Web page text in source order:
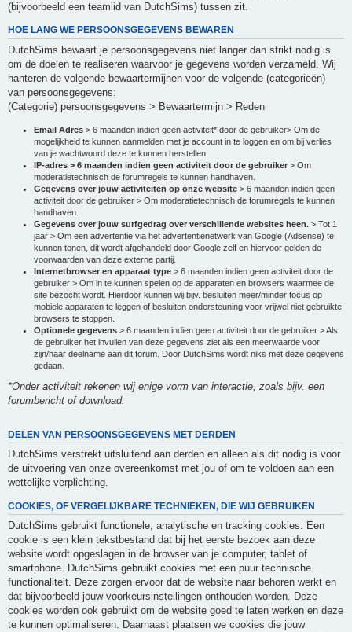
(bijvoorbeeld een teamlid van DutchSims) tussen zit.
HOE LANG WE PERSOONSGEGEVENS BEWAREN
DutchSims bewaart je persoonsgegevens niet langer dan strikt nodig is
om de doelen te realiseren waarvoor je gegevens worden verzameld. Wij
hanteren de volgende bewaartermijnen voor de volgende (categorieën)
van persoonsgegevens:
(Categorie) persoonsgegevens > Bewaartermijn > Reden
Email Adres > 6 maanden indien geen activiteit* door de gebruiker> Om de
mogelijkheid te kunnen aanmelden met je account in te loggen en om bij verlies
van je wachtwoord deze te kunnen herstellen.
IP-adres > 6 maanden indien geen activiteit door de gebruiker > Om
moderatietechnisch de forumregels te kunnen handhaven.
Gegevens over jouw activiteiten op onze website > 6 maanden indien geen
activiteit door de gebruiker > Om moderatietechnisch de forumregels te kunnen
handhaven.
Gegevens over jouw surfgedrag over verschillende websites heen. > Tot 1
jaar > Om een advertentie via het advertentienetwerk van Google (Adsense) te
kunnen tonen, dit wordt afgehandeld door Google zelf en hiervoor gelden de
voorwaarden van deze externe partij.
Internetbrowser en apparaat type > 6 maanden indien geen activiteit door de
gebruiker > Om in te kunnen spelen op de apparaten en browsers waarmee de
site bezocht wordt. Hierdoor kunnen wij bijv. besluiten meer/minder focus op
mobiele apparaten te leggen of besluiten ondersteuning voor vrijwel niet gebruikte
browsers te stoppen.
Optionele gegevens > 6 maanden indien geen activiteit door de gebruiker > Als
de gebruiker het invullen van deze gegevens ziet als een meerwaarde voor
zijn/haar deelname aan dit forum. Door DutchSims wordt niks met deze gegevens
gedaan.
*Onder activiteit rekenen wij enige vorm van interactie, zoals bijv. een
forumbericht of download.
DELEN VAN PERSOONSGEGEVENS MET DERDEN
DutchSims verstrekt uitsluitend aan derden en alleen als dit nodig is voor
de uitvoering van onze overeenkomst met jou of om te voldoen aan een
wettelijke verplichting.
COOKIES, OF VERGELIJKBARE TECHNIEKEN, DIE WIJ GEBRUIKEN
DutchSims gebruikt functionele, analytische en tracking cookies. Een
cookie is een klein tekstbestand dat bij het eerste bezoek aan deze
website wordt opgeslagen in de browser van je computer, tablet of
smartphone. DutchSims gebruikt cookies met een puur technische
functionaliteit. Deze zorgen ervoor dat de website naar behoren werkt en
dat bijvoorbeeld jouw voorkeursinstellingen onthouden worden. Deze
cookies worden ook gebruikt om de website goed te laten werken en deze
te kunnen optimaliseren. Daarnaast plaatsen we cookies die jouw